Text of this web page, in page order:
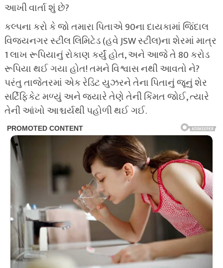
આખી વાર્તા શું છે?
કલ્પના કરો કે જો તમારા પિતાએ 90ના દાયકામાં જિંદાલ
વિજયનગર સ્ટીલ લિમિટેડ (હવે JSW સ્ટીલ)ના શેરમાં માત્ર
1 લાખ રૂપિયાનું રોકાણ કર્યું હોત, અને આજે તે 80 કરોડ
રૂપિયા થઈ ગયા હોત! તમને વિશ્વાસ નથી આવતો ને?
પરંતુ તાજેતરમાં એક રેડિટ યુઝરને તેના પિતાનું જૂનું શેર
સર્ટિફિકેટ મળ્યું અને જ્યારે તેણે તેની કિંમત જોઈ, ત્યારે
તેની આંખો આશ્ચર્યથી પહોળી થઈ ગઈ.